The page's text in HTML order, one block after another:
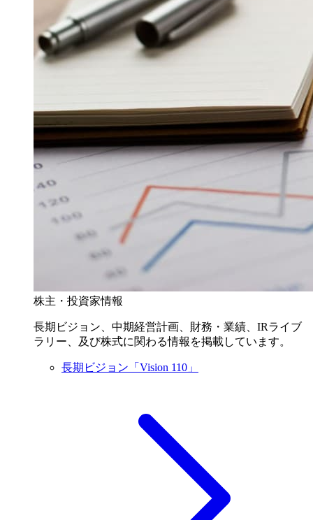
株主・投資家情報
長期ビジョン、中期経営計画、財務・業績、IRライブ
ラリー、及び株式に関わる情報を掲載しています。
長期ビジョン「Vision 110」